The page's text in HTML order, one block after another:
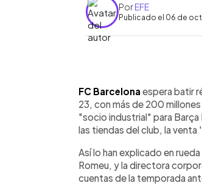
PorEFE
Publicado el 06 de
► Escuchar
FC Barcelona espera batir
23, con más de 200
"socio industrial" para
las tiendas del club, la
Así lo han explicado en
Romeu, y la directora
cuentas de la temporada